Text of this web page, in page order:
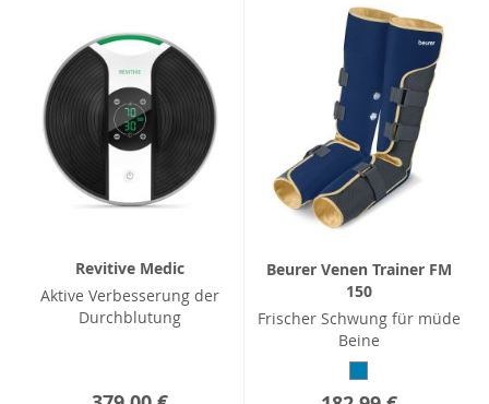
Revitive Medic
Aktive Verbesserung der
Durchblutung
Beurer Venen Trainer FM
150
Frischer Schwung für müde
Beine